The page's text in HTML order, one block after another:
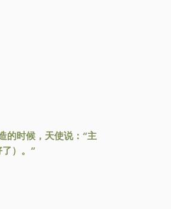
的时候，天使说：“主
）。”